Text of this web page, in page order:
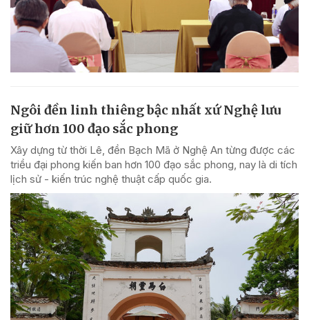
Ngôi đền linh thiêng bậc nhất xứ Nghệ lưu
giữ hơn 100 đạo sắc phong
Xây dựng từ thời Lê, đền Bạch Mã ở Nghệ An từng được các
triều đại phong kiến ban hơn 100 đạo sắc phong, nay là di tích
lịch sử - kiến trúc nghệ thuật cấp quốc gia.